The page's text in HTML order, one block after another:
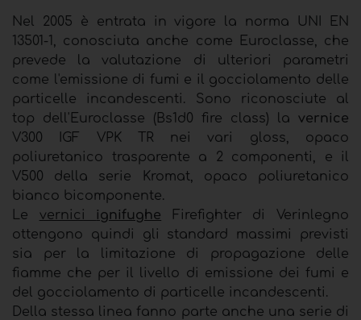
Nel 2005 è entrata in vigore la norma UNI EN
13501-1, conosciuta anche come Euroclasse, che
prevede la valutazione di ulteriori parametri
come l'emissione di fumi e il gocciolamento delle
particelle incandescenti. Sono riconosciute al
top dell'Euroclasse (Bs1d0 fire class) la vernice
V300 IGF VPK TR nei vari gloss, opaco
poliuretanico trasparente a 2 componenti, e il
V500 della serie Kromat, opaco poliuretanico
bianco bicomponente.
Le vernici ignifughe
Firefighter di Verinlegno
ottengono quindi gli standard massimi previsti
sia per la limitazione di propagazione delle
fiamme che per il livello di emissione dei fumi e
del gocciolamento di particelle incandescenti.
Della stessa linea fanno parte anche una serie di